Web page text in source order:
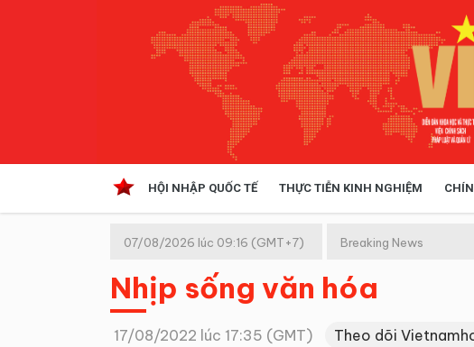
HỘI NHẬP QUỐC TẾ THỰC TIỄN KINH NGHIỆM
Kinh tế hội nhập
Doanh nghiệp
07/08/2026 lúc 09:16 (GMT+7) Breaking News
Nhịp sống văn hóa
17/08/2022 lúc 17:35 (GMT) Theo dõi